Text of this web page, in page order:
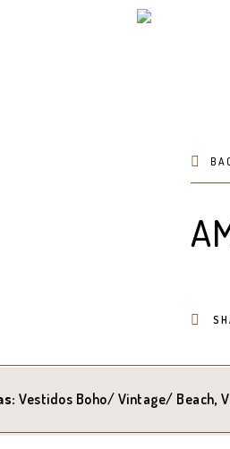
Vestidos Boho/ Vintage/ Beach,